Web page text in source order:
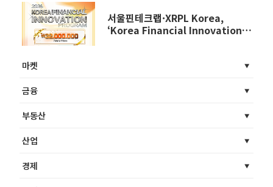
서울핀테크랩·XRPL Korea,
‘Korea Financial Innovation
마켓
금융
부동산
산업
경제